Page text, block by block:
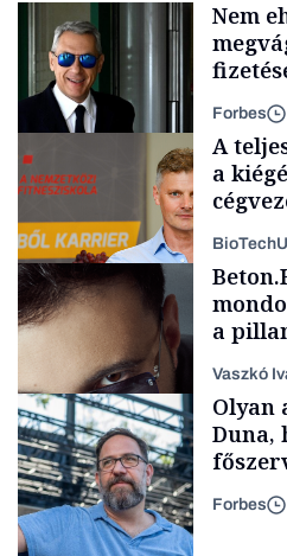
Politika
Nem
Forbes
Content Lab HUB
A
a
Forbes-sztori
a
a
Vaszkó
Olyan
Duna,
Forbes